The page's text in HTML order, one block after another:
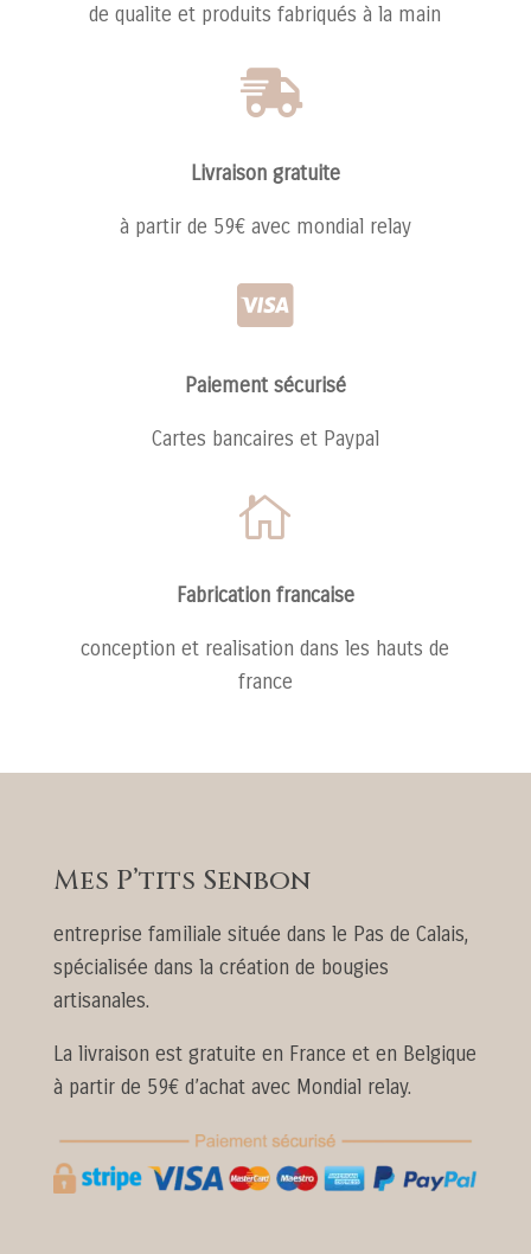
de qualite et produits fabriqués à la main

Livraison gratuite
à partir de 59€ avec mondial relay

Paiement sécurisé
Cartes bancaires et Paypal

Fabrication francaise
conception et realisation dans les hauts de
france
Mes P’tits Senbon
entreprise familiale située dans le Pas de Calais,
spécialisée dans la création de bougies
artisanales.
La livraison est gratuite en France et en Belgique
à partir de 59€ d’achat avec Mondial relay.